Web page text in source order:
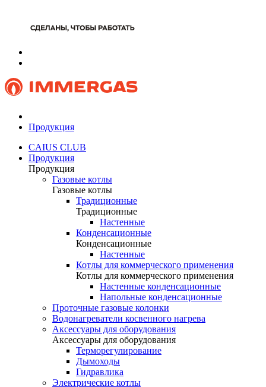
Продукция
CAIUS CLUB
Продукция
Продукция
Газовые котлы
Газовые котлы
Традиционные
Традиционные
Настенные
Конденсационные
Конденсационные
Настенные
Котлы для коммерческого применения
Котлы для коммерческого применения
Настенные конденсационные
Напольные конденсационные
Проточные газовые колонки
Водонагреватели косвенного нагрева
Аксессуары для оборудования
Аксессуары для оборудования
Терморегулирование
Дымоходы
Гидравлика
Электрические котлы